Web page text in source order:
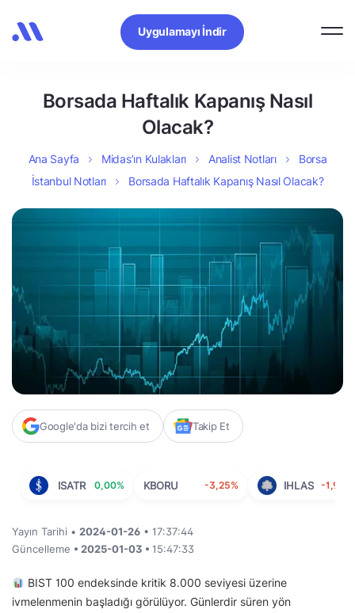
Uygulamayı İndir
Borsada Haftalık Kapanış Nasıl
Olacak?
Ana Sayfa Midas’ın Kulakları Analist Notları
Borsa
İstanbul Notları
Borsada Haftalık Kapanış Nasıl Olacak?
Google'da bizi tercih et Takip Et
ISATR 0,00% KBORU -3,25% IHLAS -1,94%
Yayın Tarihi • 2024-01-26 • 17:37:44
Güncelleme • 2025-01-03 • 15:47:33
BIST 100 endeksinde kritik 8.000 seviyesi üzerine
ivmelenmenin başladığı görülüyor. Günlerdir süren yön